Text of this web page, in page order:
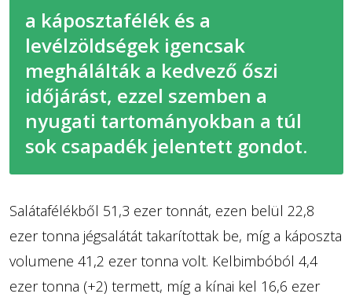
a káposztafélék és a
levélzöldségek igencsak
meghálálták a kedvező őszi
időjárást, ezzel szemben a
nyugati tartományokban a túl
sok csapadék jelentett gondot.
Salátafélékből 51,3 ezer tonnát, ezen belül 22,8
ezer tonna jégsalátát takarítottak be, míg a káposzta
volumene 41,2 ezer tonna volt. Kelbimbóból 4,4
ezer tonna (+2) termett, míg a kínai kel 16,6 ezer